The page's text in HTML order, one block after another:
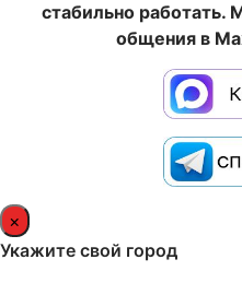
стабильно
общения в
×
Укажите свой город